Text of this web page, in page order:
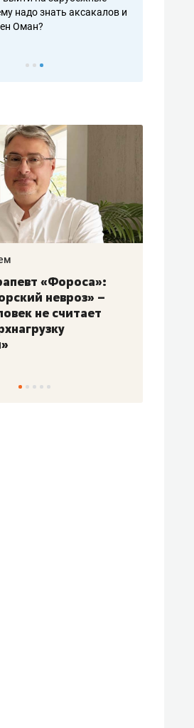
надо знать аксакалов и
Оман?
«Фороса»:
невроз» –
не считает